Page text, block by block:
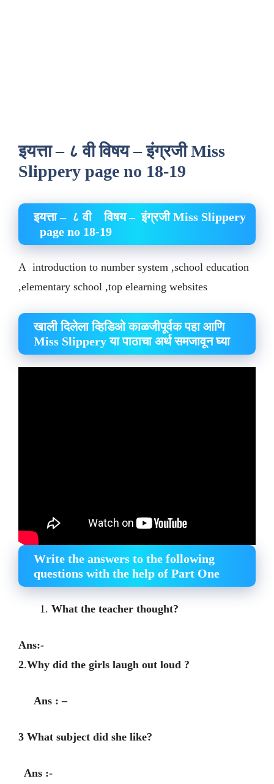
इयत्ता – ८ वी विषय – इंग्रजी Miss
Slippery page no 18-19
इयत्ता – ८ वी विषय – इंग्रजी Miss Slippery
page no 18-19
A introduction to number system ,school education
,elementary school ,top elearning websites
खाली दिलेला व्हिडिओ काळजीपूर्वक पहा आणि
Miss Slippery या पाठाचा अर्थ समजावून घ्या
Write the answers to the following
questions with the help of Part One
What the teacher thought?
Ans:-
2.Why did the girls laugh out loud ?
Ans : –
3 What subject did she like?
Ans :-